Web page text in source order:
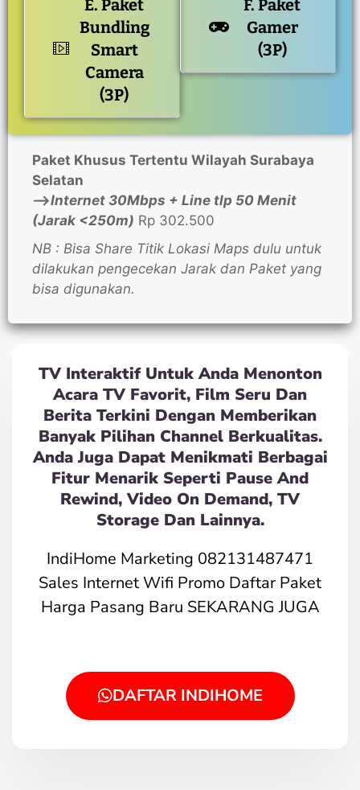
E. Paket
Bundling
Smart
Camera
(3P)
F. Paket
Gamer
(3P)
Paket Khusus Tertentu Wilayah Surabaya
Selatan
—>Internet 30Mbps + Line tlp 50 Menit
(Jarak <250m) Rp 302.500
NB : Bisa Share Titik Lokasi Maps dulu untuk
dilakukan pengecekan Jarak dan Paket yang
bisa digunakan.
TV Interaktif Untuk Anda Menonton
Acara TV Favorit, Film Seru Dan
Berita Terkini Dengan Memberikan
Banyak Pilihan Channel Berkualitas.
Anda Juga Dapat Menikmati Berbagai
Fitur Menarik Seperti Pause And
Rewind, Video On Demand, TV
Storage Dan Lainnya.
IndiHome Marketing 082131487471
Sales Internet Wifi Promo Daftar Paket
Harga Pasang Baru SEKARANG JUGA
DAFTAR INDIHOME